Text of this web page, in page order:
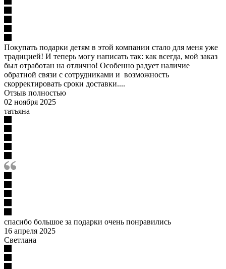
Покупать подарки детям в этой компании стало для меня уже
традицией! И теперь могу написать так: как всегда, мой заказ
был отработан на отлично! Особенно радует наличие
обратной связи с сотрудниками и возможность
скорректировать сроки доставки....
Отзыв полностью
02 ноября 2025
татьяна
спасибо большое за подарки очень понравились
16 апреля 2025
Светлана